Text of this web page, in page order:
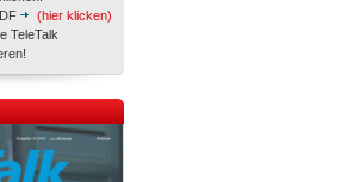
(hier klicken)
TeleTalk